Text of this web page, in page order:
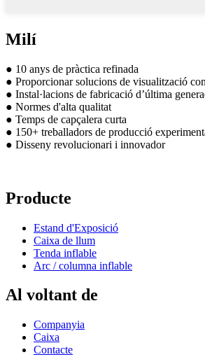
Milí
● 10 anys de pràctica refinada
● Proporcionar solucions de visualització
● Instal·lacions de fabricació d’última
● Normes d'alta qualitat
● Temps de capçalera curta
● 150+ treballadors de producció
● Disseny revolucionari i innovador
Producte
Estand d'Exposició
Caixa de llum
Tenda inflable
Arc / columna inflable
Al voltant de
Companyia
Caixa
Contacte